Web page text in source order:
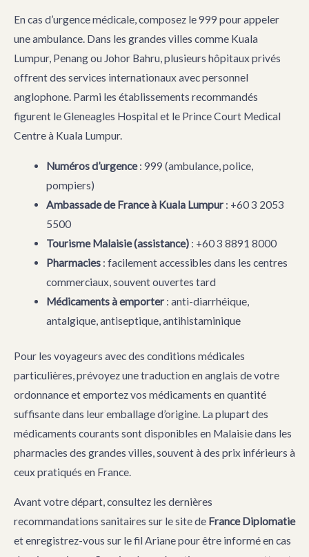
En cas d’urgence médicale, composez le 999 pour appeler
une ambulance. Dans les grandes villes comme Kuala
Lumpur, Penang ou Johor Bahru, plusieurs hôpitaux privés
offrent des services internationaux avec personnel
anglophone. Parmi les établissements recommandés
figurent le Gleneagles Hospital et le Prince Court Medical
Centre à Kuala Lumpur.
Numéros d’urgence: 999 (ambulance, police,
pompiers)
Ambassade de France à Kuala Lumpur: +60 3 2053
5500
Tourisme Malaisie (assistance): +60 3 8891 8000
Pharmacies: facilement accessibles dans les centres
commerciaux, souvent ouvertes tard
Médicaments à emporter: anti-diarrhéique,
antalgique, antiseptique, antihistaminique
Pour les voyageurs avec des conditions médicales
particulières, prévoyez une traduction en anglais de votre
ordonnance et emportez vos médicaments en quantité
suffisante dans leur emballage d’origine. La plupart des
médicaments courants sont disponibles en Malaisie dans les
pharmacies des grandes villes, souvent à des prix inférieurs à
ceux pratiqués en France.
Avant votre départ, consultez les dernières
recommandations sanitaires sur le site de France Diplomatie
et enregistrez-vous sur le fil Ariane pour être informé en cas